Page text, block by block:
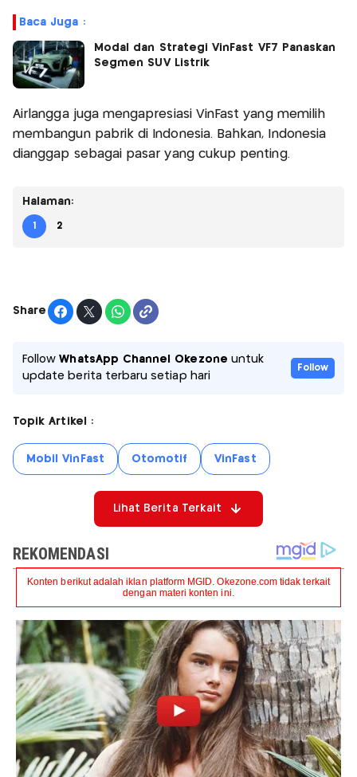
Baca Juga :
Modal dan Strategi VinFast VF7 Panaskan
Segmen SUV Listrik
Airlangga juga mengapresiasi VinFast yang memilih
membangun pabrik di Indonesia. Bahkan, Indonesia
dianggap sebagai pasar yang cukup penting.
Halaman:
1 2
Share
FollowWhatsApp Channel Okezone untuk
update berita terbaru setiap hari
Follow
Topik Artikel :
Mobil VinFast Otomotif VinFast
Lihat Berita Terkait